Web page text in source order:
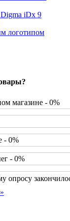
iDx 9
логотипом
магазине - 0%
- 0%
- 0%
опросу